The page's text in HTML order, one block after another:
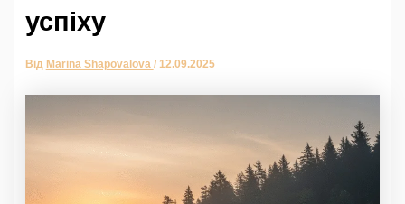
успіху
Від Marina Shapovalova / 12.09.2025